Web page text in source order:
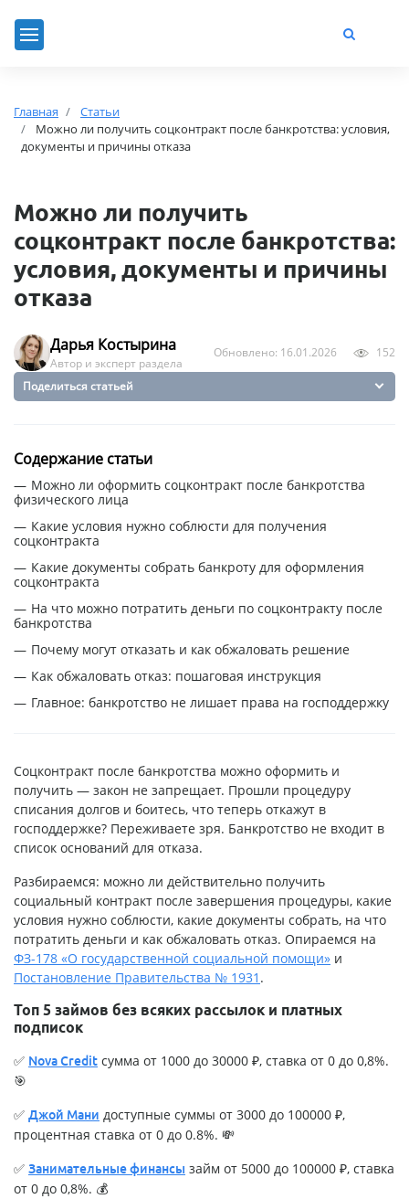
Главная
Статьи
Можно ли получить соцконтракт после банкротства: условия,
документы и причины отказа
Можно ли получить
соцконтракт после банкротства:
условия, документы и причины
отказа
Дарья Костырина
Автор и эксперт раздела
Обновлено: 16.01.2026 152
Поделиться статьей
Содержание статьи
Можно ли оформить соцконтракт после банкротства
физического лица
Какие условия нужно соблюсти для получения
соцконтракта
Какие документы собрать банкроту для оформления
соцконтракта
На что можно потратить деньги по соцконтракту после
банкротства
Почему могут отказать и как обжаловать решение
Как обжаловать отказ: пошаговая инструкция
Главное: банкротство не лишает права на господдержку
Соцконтракт после банкротства можно оформить и
получить — закон не запрещает. Прошли процедуру
списания долгов и боитесь, что теперь откажут в
господдержке? Переживаете зря. Банкротство не входит в
список оснований для отказа.
Разбираемся: можно ли действительно получить
социальный контракт после завершения процедуры, какие
условия нужно соблюсти, какие документы собрать, на что
потратить деньги и как обжаловать отказ. Опираемся на
ФЗ-178 «О государственной социальной помощи» и
Постановление Правительства № 1931 .
Топ 5 займов без всяких рассылок и платных
подписок
✅ Nova Credit сумма от 1000 до 30000 ₽, ставка от 0 до 0,8%.
🎯
✅ Джой Мани доступные суммы от 3000 до 100000 ₽,
процентная ставка от 0 до 0.8%. 💸
✅ Занимательные финансы займ от 5000 до 100000 ₽, ставка
от 0 до 0,8%. 💰